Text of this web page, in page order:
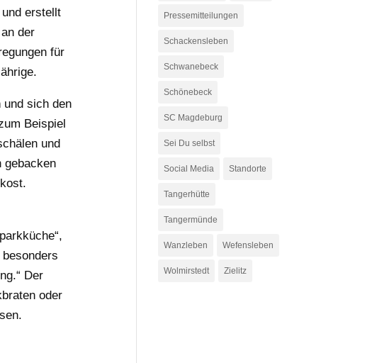
erstellt
der
für
und sich den
Beispiel
und
gebacken
Der
oder
Pressemitteilungen
Schackensleben
Schwanebeck
Schönebeck
SC Magdeburg
Sei Du selbst
Social Media Standorte
Tangerhütte
Tangermünde
Wanzleben Wefensleben
Wolmirstedt Zielitz